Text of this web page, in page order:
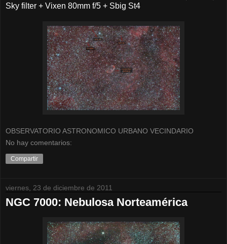
Sky filter + Vixen 80mm f/5 + Sbig St4
OBSERVATORIO ASTRONOMICO URBANO VECINDARIO
No hay comentarios:
Compartir
viernes, 23 de diciembre de 2011
NGC 7000: Nebulosa Norteamérica